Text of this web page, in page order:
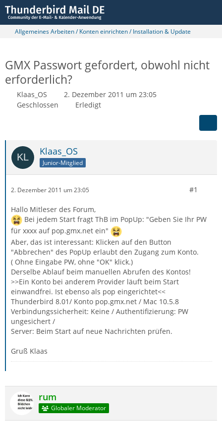
Allgemeines Arbeiten / Konten einrichten / Installation & Update
GMX Passwort gefordert, obwohl nicht
erforderlich?
Klaas_OS
2. Dezember 2011 um 23:05
Geschlossen
Erledigt
Klaas_OS
Junior-Mitglied
2. Dezember 2011 um 23:05 #1
Hallo Mitleser des Forum,
Bei jedem Start fragt ThB im PopUp: "Geben Sie Ihr PW
für xxxx auf pop.gmx.net ein"
Aber, das ist interessant: Klicken auf den Button
"Abbrechen" des PopUp erlaubt den Zugang zum Konto.
( Ohne Eingabe PW, ohne "OK" klick.)
Derselbe Ablauf beim manuellen Abrufen des Kontos!
>>Ein Konto bei anderem Provider läuft beim Start
einwandfrei. Ist ebenso als pop eingerichtet<<
Thunderbird 8.01/ Konto pop.gmx.net / Mac 10.5.8
Verbindungssicherheit: Keine / Authentifizierung: PW
ungesichert /
Server: Beim Start auf neue Nachrichten prüfen.
Gruß Klaas
rum
Globaler Moderator